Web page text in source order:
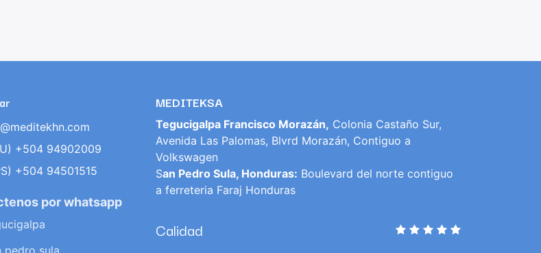
+504 94902009
+504 94501515
por whatsapp
pedro sula
MEDITEKSA
Tegucigalpa Francisco Morazán, Colonia Castaño Sur,
Avenida Las Palomas, Blvrd Morazán, Contiguo a
Volkswagen
San Pedro Sula, Honduras: Boulevard del norte contiguo
a ferreteria Faraj Honduras
Calidad